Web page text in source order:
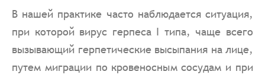
В нашей практике часто наблюдается ситуация,
при которой вирус герпеса I типа, чаще всего
вызывающий герпетические высыпания на лице,
путем миграции по кровеносным сосудам и при